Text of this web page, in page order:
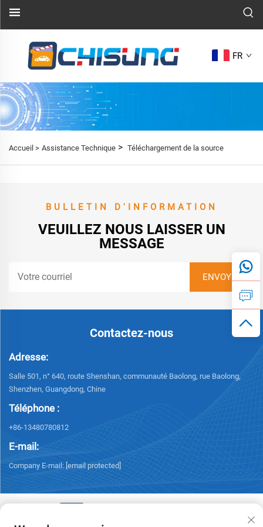
FR
Accueil > Assistance Technique > Téléchargement de la source
BULLETIN D'INFORMATION
VEUILLEZ NOUS LAISSER UN
MESSAGE
Contactez-nous
Adresse:
Salle 501, n° 640, route Shenshan, communauté Baolong, rue Baolong,
Shenzhen, Guangdong, Chine
Téléphone :
+86-13480780812
E-mail:
Company E-mail: [email protected]